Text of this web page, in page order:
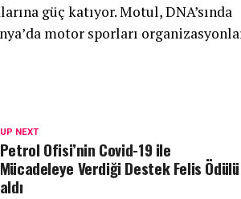
güç katıyor. Motul, DNA’sında
motor sporları
UP NEXT
Petrol Ofisi’nin Covid-19 ile
Mücadeleye Verdiği Destek Felis Ödülü
aldı